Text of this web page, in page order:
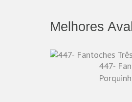
Melhores
447-